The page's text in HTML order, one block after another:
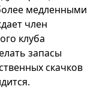
медленными
член
клуба
запасы
скачков